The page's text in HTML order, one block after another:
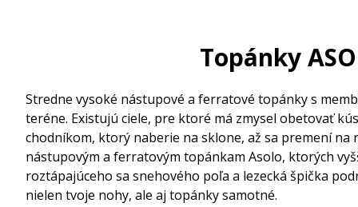
Topánky
Stredne vysoké nástupové a ferratové topánky s
teréne. Existujú ciele, pre ktoré má zmysel obetovať
chodníkom, ktorý naberie na sklone, až sa premení na
nástupovým a ferratovým topánkam Asolo, ktorých
roztápajúceho sa snehového poľa a lezecká špička
nielen tvoje nohy, ale aj topánky samotné.